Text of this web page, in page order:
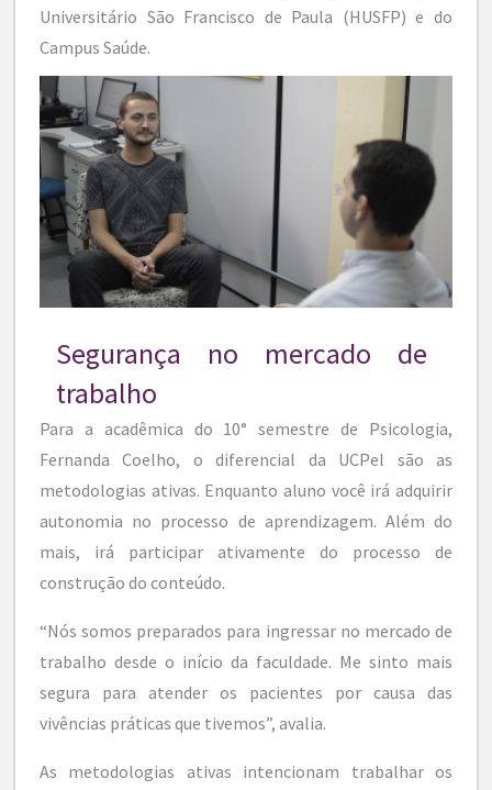
Universitário São Francisco de Paula (HUSFP) e do
Campus Saúde.
Segurança no mercado de
trabalho
Para a acadêmica do 10° semestre de Psicologia,
Fernanda Coelho, o diferencial da UCPel são as
metodologias ativas. Enquanto aluno você irá adquirir
autonomia no processo de aprendizagem. Além do
mais, irá participar ativamente do processo de
construção do conteúdo.
“Nós somos preparados para ingressar no mercado de
trabalho desde o início da faculdade. Me sinto mais
segura para atender os pacientes por causa das
vivências práticas que tivemos”, avalia.
As metodologias ativas intencionam trabalhar os